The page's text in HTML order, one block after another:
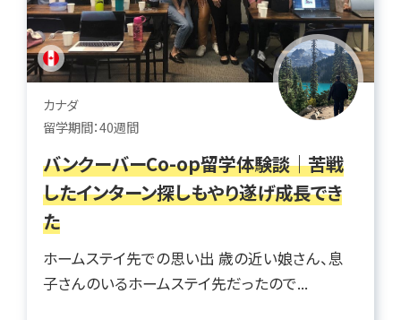
カナダ
留学期間：40週間
バンクーバーCo-op留学体験談｜苦戦
したインターン探しもやり遂げ成長でき
た
ホームステイ先での思い出 歳の近い娘さん、息
子さんのいるホームステイ先だったので...